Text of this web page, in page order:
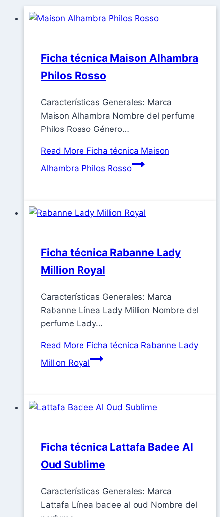
Ficha técnica Maison Alhambra
Philos Rosso
Características Generales: Marca
Maison Alhambra Nombre del perfume
Philos Rosso Género…
Read More Ficha técnica Maison
Alhambra Philos Rosso
Ficha técnica Rabanne Lady
Million Royal
Características Generales: Marca
Rabanne Línea Lady Million Nombre del
perfume Lady…
Read More Ficha técnica Rabanne Lady
Million Royal
Ficha técnica Lattafa Badee Al
Oud Sublime
Características Generales: Marca
Lattafa Línea badee al oud Nombre del